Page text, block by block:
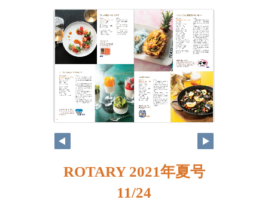
ROTARY 2021年夏号
11/24